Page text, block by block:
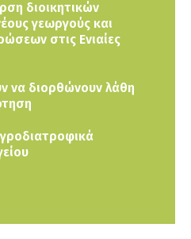
διοικητικών
γεωργούς και
στις Ενιαίες
να διορθώνουν λάθη